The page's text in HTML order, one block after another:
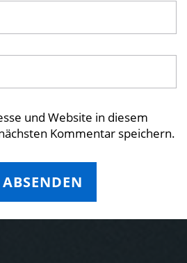
und Website in diesem
Kommentar speichern.